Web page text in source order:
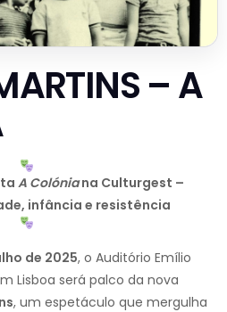
– A
A Colóniana Culturgest –
infância e resistência
de 2025, o Auditório Emílio
Lisboa será palco da nova
, um espetáculo que mergulha